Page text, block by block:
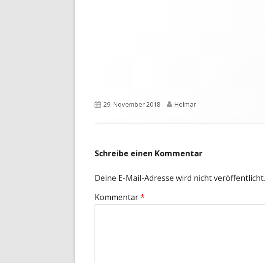
Veröffentlicht
29. November 2018 Autor
Helmar
Schreibe einen Kommentar
Deine E-Mail-Adresse wird nicht veröffentlicht.
Kommentar*